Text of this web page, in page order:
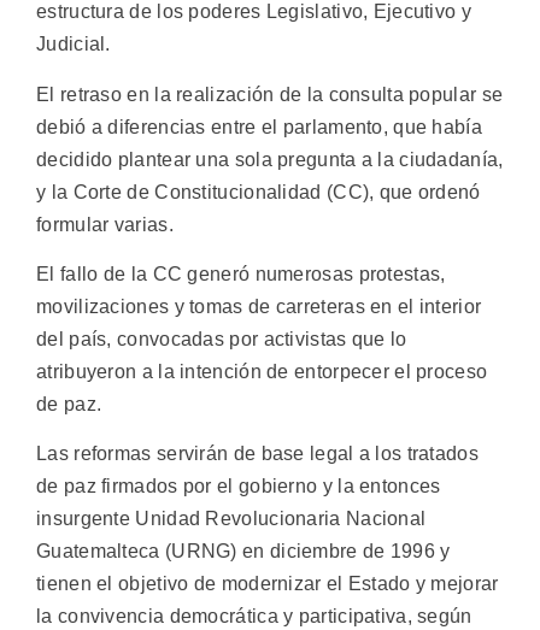
estructura de los poderes Legislativo, Ejecutivo y
Judicial.
El retraso en la realización de la consulta popular se
debió a diferencias entre el parlamento, que había
decidido plantear una sola pregunta a la ciudadanía,
y la Corte de Constitucionalidad (CC), que ordenó
formular varias.
El fallo de la CC generó numerosas protestas,
movilizaciones y tomas de carreteras en el interior
del país, convocadas por activistas que lo
atribuyeron a la intención de entorpecer el proceso
de paz.
Las reformas servirán de base legal a los tratados
de paz firmados por el gobierno y la entonces
insurgente Unidad Revolucionaria Nacional
Guatemalteca (URNG) en diciembre de 1996 y
tienen el objetivo de modernizar el Estado y mejorar
la convivencia democrática y participativa, según